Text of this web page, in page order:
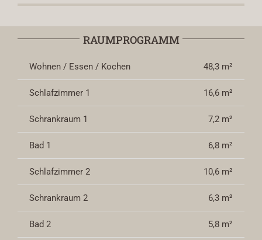
RAUMPROGRAMM
Wohnen / Essen / Kochen 48,3 m²
Schlafzimmer 1 16,6 m²
Schrankraum 1 7,2 m²
Bad 1 6,8 m²
Schlafzimmer 2 10,6 m²
Schrankraum 2 6,3 m²
Bad 2 5,8 m²